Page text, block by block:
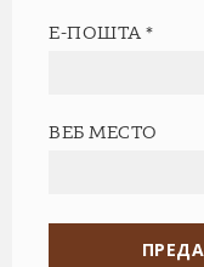
Е-ПОШТА*
ВЕБ МЕСТО